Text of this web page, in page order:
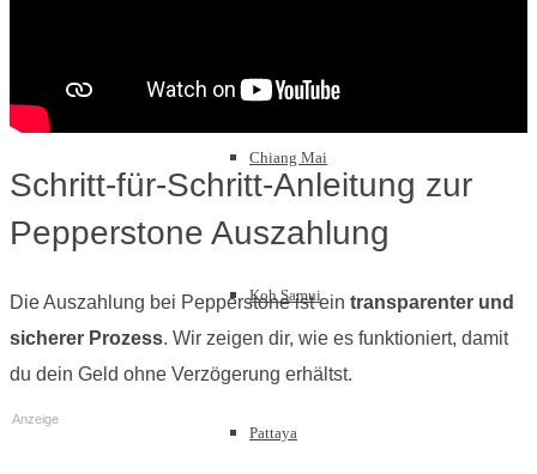
Chiang Mai
Koh Samui
Pattaya
Schritt-für-Schritt-Anleitung zur
Pepperstone Auszahlung
Die Auszahlung bei Pepperstone ist ein transparenter und
sicherer Prozess. Wir zeigen dir, wie es funktioniert, damit
du dein Geld ohne Verzögerung erhältst.
Anzeige